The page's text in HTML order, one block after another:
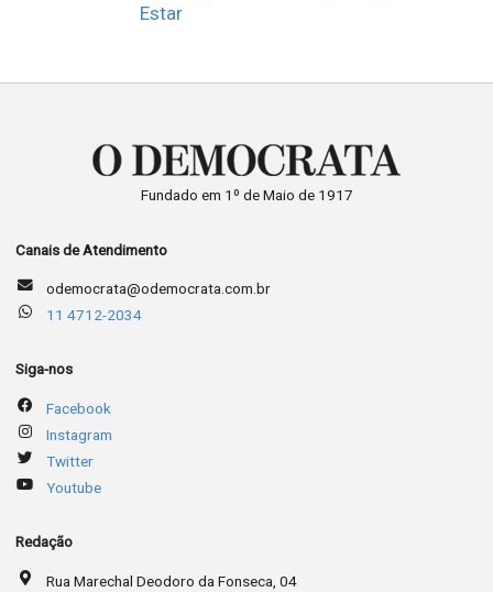
Estar
Fundado em 1º de Maio de 1917
Canais de Atendimento
odemocrata@odemocrata.com.br
11 4712-2034
Siga-nos
Facebook
Instagram
Twitter
Youtube
Redação
Rua Marechal Deodoro da Fonseca, 04